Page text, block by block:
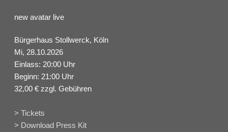
new avatar live
Bürgerhaus Stollwerck, Köln
Mi, 28.10.2026
Einlass: 20:00 Uhr
Beginn: 21:00 Uhr
32,00 € zzgl. Gebühren
> Tickets
> Download Press Kit